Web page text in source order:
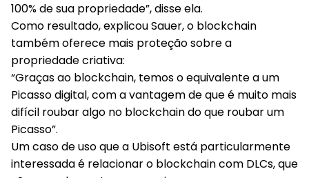
100% de sua propriedade”, disse ela.
Como resultado, explicou Sauer, o blockchain
também oferece mais proteção sobre a
propriedade criativa:
“Graças ao blockchain, temos o equivalente a um
Picasso digital, com a vantagem de que é muito mais
difícil roubar algo no blockchain do que roubar um
Picasso”.
Um caso de uso que a Ubisoft está particularmente
interessada é relacionar o blockchain com DLCs, que